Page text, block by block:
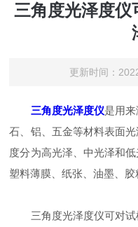
三角度光泽度仪
更新时间：
三角度光泽度仪是用
石、铝、五金等材料表面
度分为高光泽、中光泽和
塑料薄膜、纸张、油墨、胶
三角度光泽度仪可对试